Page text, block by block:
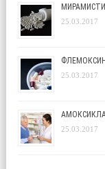
25.03.2017
25.03.2017
25.03.2017